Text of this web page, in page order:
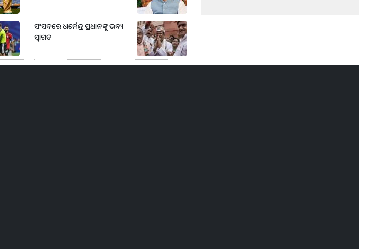
ସଂସଦରେ ଧର୍ମେନ୍ଦ୍ର ପ୍ରଧାନଙ୍କୁ ଭବ୍ୟ
ସ୍ୱାଗତ